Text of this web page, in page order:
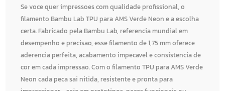
Se voce quer impressoes com qualidade profissional, o
filamento Bambu Lab TPU para AMS Verde Neon e a escolha
certa. Fabricado pela Bambu Lab, referencia mundial em
desempenho e precisao, esse filamento de 1,75 mm oferece
aderencia perfeita, acabamento impecavel e consistencia de
cor em cada impressao. Com o filamento TPU para AMS Verde
Neon cada peca sai nitida, resistente e pronta para